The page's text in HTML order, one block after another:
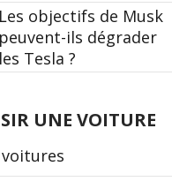
Les objectifs de Musk
peuvent-ils dégrader
les Tesla ?
UNE VOITURE